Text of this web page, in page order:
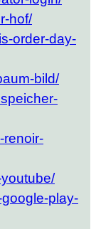
hof/
order-day-
bild/
renoir-
play-